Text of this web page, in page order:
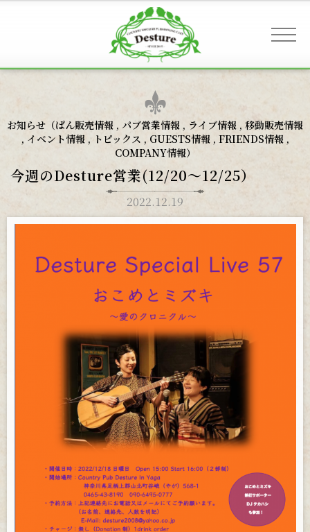
ギャラリー
お知らせ（ぱん販売情報 , パブ営業情報 , ライブ情報 , 移動販売情報
, イベント情報, トピックス , GUESTS情報, FRIENDS情報,
COMPANY情報）
今週のDesture営業(12/20〜12/25）
2022.12.19